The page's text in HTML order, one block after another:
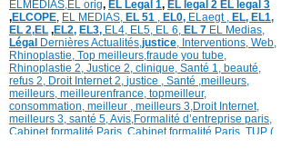
ELMEDIAS, EL orig, EL Legal 1, EL legal 2 EL legal 3
,ELCOPE EL MEDIAS, EL 51 EL0, ELaegt , EL, EL1,
EL 2,EL ,EL2, EL3, EL4, EL5, EL 6, EL 7 EL Medias,
Légal DernièresActualités, justice Interventions, Web,
Rhinoplastie Top meilleurs fraude you tube
Rhinoplastie 2 Justice 2 clinique Santé 1
, beauté,
refus 2 Droit Internet 2 justice , Santé , meilleurs
meilleurs meilleurenfrance, topmeilleur,
consommation , meilleur , meilleurs 3, Droit Internet,
meilleurs 3, santé 5, Avis Formalité d’entreprise paris,
Cabinet formalité Paris, Cabinet formalité Paris, TUP (